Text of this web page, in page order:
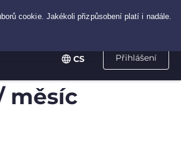
Přihlášení
CS
měsíc